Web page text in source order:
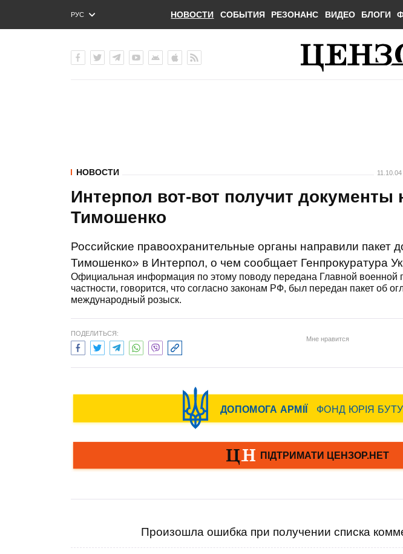
РУС
ENG
НОВОСТИ СОБЫТИЯ РЕЗОНАНС ВИДЕО БЛОГИ
НОВОСТИ
Интерпол вот-вот получит документы
Тимошенко
Российские правоохранительные органы направили пакет
Тимошенко» в Интерпол, о чем сообщает Генпрокуратура
Официальная информация по этому поводу передана Главной военной
частности, говорится, что согласно законам РФ, был передан пакет об
международный розыск.
ПОДЕЛИТЬСЯ:
Мне нравится
Произошла ошибка при получении списка